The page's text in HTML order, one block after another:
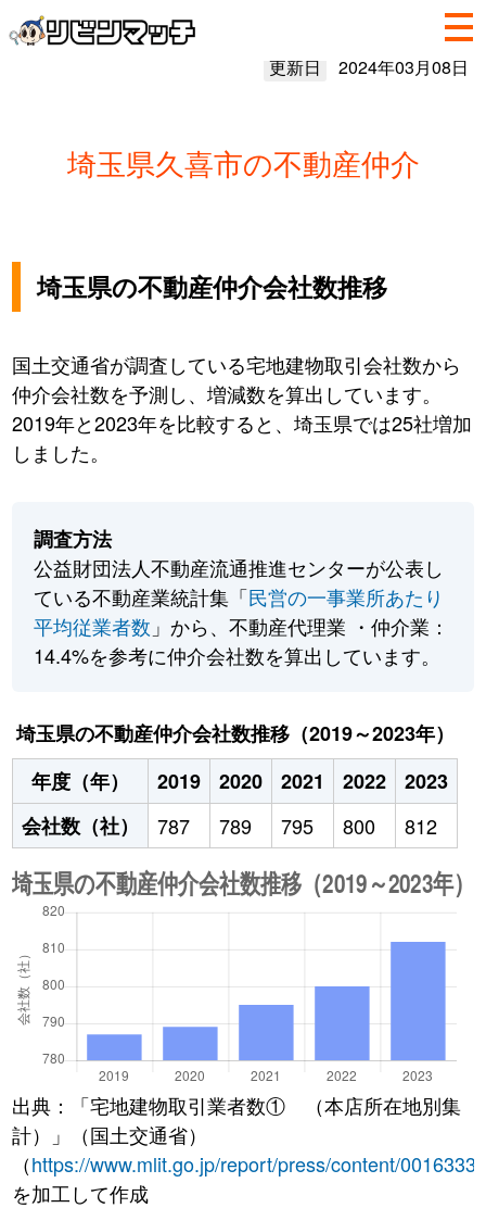
更新日 2024年03月08日
埼玉県久喜市の不動産仲介
埼玉県の不動産仲介会社数推移
国土交通省が調査している宅地建物取引会社数から
仲介会社数を予測し、増減数を算出しています。
2019年と2023年を比較すると、埼玉県では25社増加
しました。
調査方法
公益財団法人不動産流通推進センターが公表し
ている不動産業統計集「民営の一事業所あたり
平均従業者数 」から、不動産代理業 ・仲介業：
14.4%を参考に仲介会社数を算出しています。
埼玉県の不動産仲介会社数推移（2019～2023年）
年度（年）
2019 2020 2021 2022
2023
会社数（社）
787 789 795 800 812
出典：「宅地建物取引業者数① （本店所在地別集
計）」（国土交通省）
（https://www.mlit.go.jp/report/press/content/
を加工して作成